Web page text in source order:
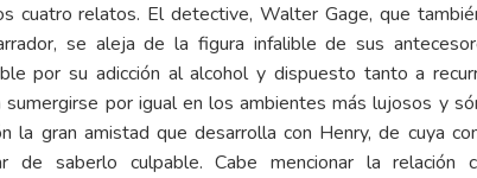
cuatro relatos. El detective, Walter Gage, que
se aleja de la figura infalible de sus
por su adicción al alcohol y dispuesto tanto a
sumergirse por igual en los ambientes más lujosos y
la gran amistad que desarrolla con Henry, de cuya
de saberlo culpable. Cabe mencionar la relación